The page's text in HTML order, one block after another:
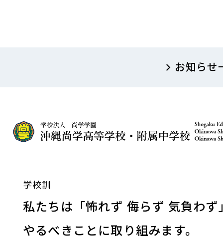
お知らせ
学校訓
私たちは「怖れず 侮らず 気負わず
やるべきことに取り組みます。